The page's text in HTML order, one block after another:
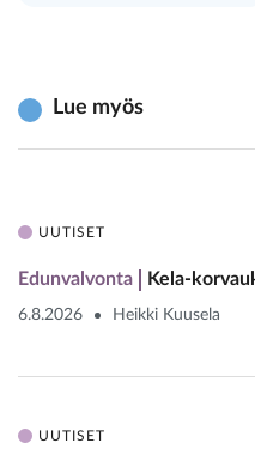
Lue myös
UUTISET
Edunvalvonta Kela-
6.8.2026 Heikki Kuusela
UUTISET